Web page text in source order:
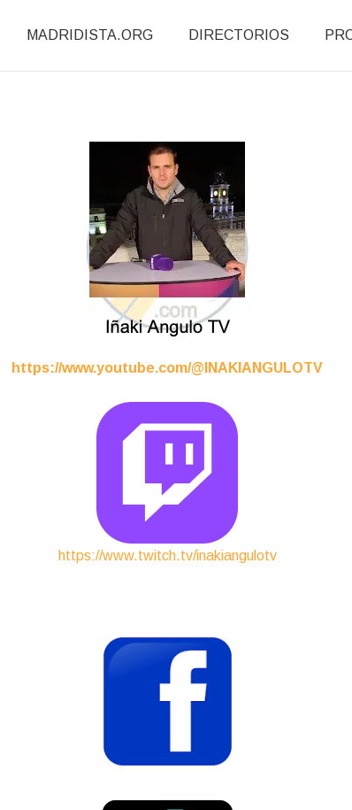
MADRIDISTA.ORG DIRECTORIOS
https://www.youtube.com/@INAKIANGULOTV
https://www.twitch.tv/inakiangulotv